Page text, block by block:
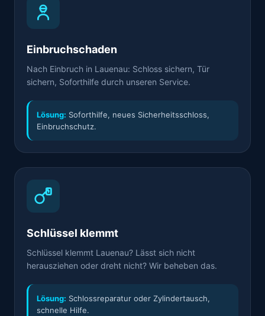
Einbruchschaden
Nach Einbruch in Lauenau: Schloss sichern, Tür
sichern, Soforthilfe durch unseren Service.
Lösung: Soforthilfe, neues Sicherheitsschloss,
Einbruchschutz.
Schlüssel klemmt
Schlüssel klemmt Lauenau? Lässt sich nicht
herausziehen oder dreht nicht? Wir beheben das.
Lösung: Schlossreparatur oder Zylindertausch,
schnelle Hilfe.